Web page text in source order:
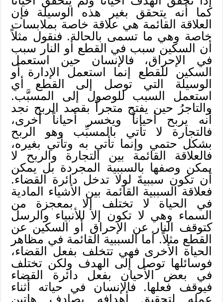
كما أنه يتحقق بغير هذه الوسيلة فإن
العلاقة القائمة هي علاقة خاصة بملابسات
خاصة وهي ما تسمى بالحالة. فنقول مثلاً
أن السكين سبب في القطع أو النار سبب
في الإحراق، فالإنسان حين استعمل
السكين للقطع إنما استعمل الإدارة أو
الوسيلة التي توصل إلى القطع أي
استعمل السبب للوصول إلى المسبَّب.
والتاجرُ حين يفتح متجراً بقصد الربح نجد
أنه يربح أحياناً ويخسر أحياناً أخرى،
فالتجارة لا تأتي بالمسبِّب وهو الربح
بشكل حتمي وإنما تأتي به وتأتي بغيره،
فالعلاقة القائمة بين التجارة والربح لا
يمكن وصفها بالسببية المجردة بل يمكن
أن تكون سببيةَ لولا تدخل دائرة القضاء.
فعلاقة السببية القائمة بين الأشياء المادية
في الحياة لا تختلف إلا بمعجزة من
السماء وهي لا تكون إلا للأنبياء والرسل
كتوقف النار عن الإحراق أو السكين عن
القطع مثلاً. أما السببية القائمة في مظاهر
الحياة الأخرى فهي تتخلف بفعل القضاء،
فوسائلها توصل إلى الهدف ولكن تختلف
في بعض الأحيان بفعل دائرة القضاء
فيوقف فعلها. فالإنسان في حياته أثناء
عمله لتحقيق أهدافه يصادف هاتين